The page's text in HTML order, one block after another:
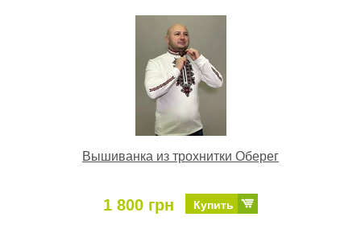
Вышиванка из трохнитки Оберег
1 800 грн Купить